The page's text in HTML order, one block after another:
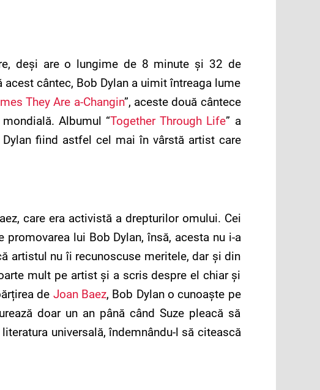
deși are o lungime de 8 minute și 32 de
cântec, Bob Dylan a uimit întreaga lume
They Are a-Changin”, aceste două cântece
Albumul “Together Through Life” a
fiind astfel cel mai în vârstă artist care
care era activistă a drepturilor omului. Cei
lui Bob Dylan, însă, acesta nu i-a
artistul nu îi recunoscuse meritele, dar și din
mult pe artist și a scris despre el chiar și
de Joan Baez, Bob Dylan o cunoaște pe
doar un an până când Suze pleacă să
universală, îndemnându-l să citească